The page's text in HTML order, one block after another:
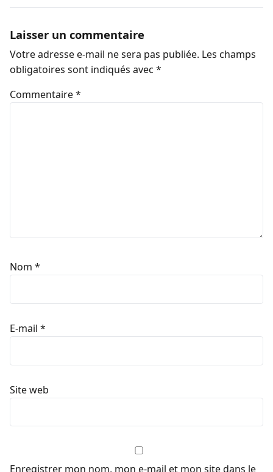
Laisser un commentaire
Votre adresse e-mail ne sera pas publiée. Les champs
obligatoires sont indiqués avec *
Commentaire*
Nom *
E-mail *
Site web
Enregistrer mon nom, mon e-mail et mon site dans le